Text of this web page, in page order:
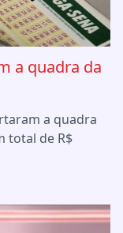
a quadra da
a quadra
total de R$